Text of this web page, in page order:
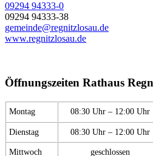
09294 94333-0
09294 94333-38
gemeinde@regnitzlosau.de
www.regnitzlosau.de
Öffnungszeiten Rathaus
Montag 08:30 Uhr – 12:00 Uhr
Dienstag 08:30 Uhr – 12:00 Uhr
Mittwoch geschlossen